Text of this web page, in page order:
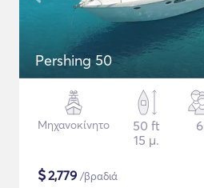
Pershing 50
Μηχανοκίνητο
50 ft
15 μ.
6
$2,779 /βραδιά